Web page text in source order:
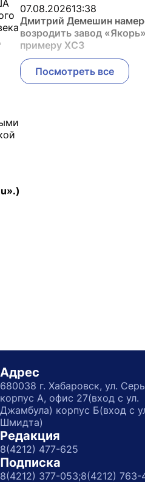
07.08.202613:38
Дмитрий Демешин
возродить завод
примеру ХСЗ
Посмотреть все
Адрес
680038 г. Хабаровск, ул.
корпус А, офис 27(вход с ул.
Джамбула) корпус Б(вход с
Шмидта)
Редакция
8(4212) 477-625
Подписка
8(4212) 377-053;8(4212) 763-